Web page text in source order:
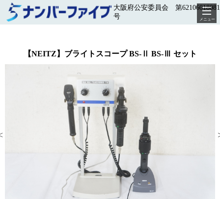
大阪府公安委員会 第
号
メニュー
【NEITZ】ブライトスコープ BS-Ⅱ BS-Ⅲ セット